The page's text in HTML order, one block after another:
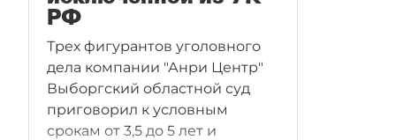
РФ
Трех фигурантов уголовного
дела компании "Анри Центр"
Выборгский областной суд
приговорил к условным
срокам от 3,5 до 5 лет и